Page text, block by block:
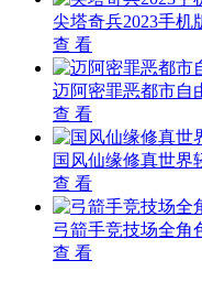
尖塔奇兵2023手机
查 看
迈阿密罪恶都市自
查 看
国风仙缘修真世界
查 看
弓箭手竞技场全角
查 看